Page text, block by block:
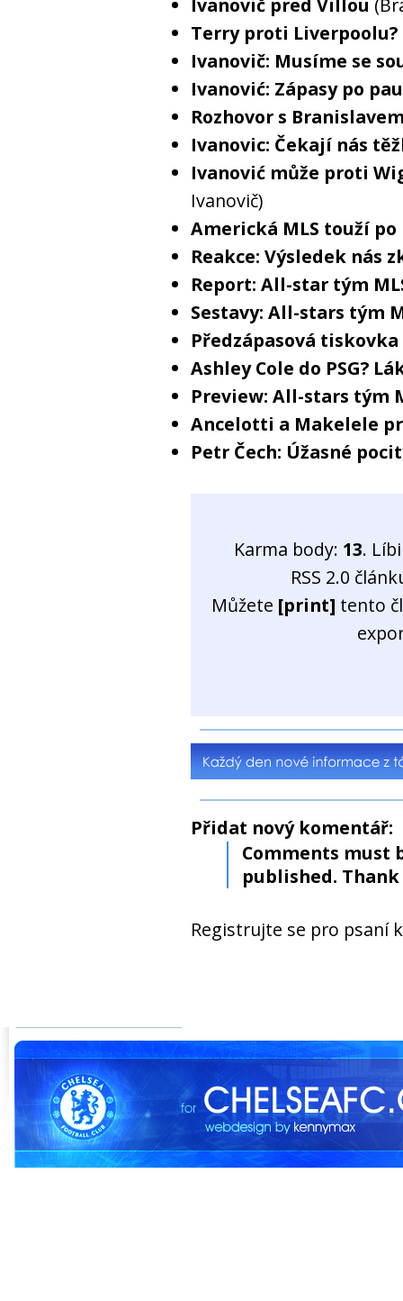
Ivanovič pred Villou
Terry proti
Ivanovič: Musíme se
Ivanović: Zápasy po
Rozhovor s
Ivanovic: Čekají nás
Ivanović může proti
Ivanovič)
Americká MLS touží
Reakce: Výsledek nás
Report: All-star tým
Sestavy: All-stars tým
Předzápasová
Ashley Cole do PSG?
Preview: All-stars tým
Ancelotti a Makelele
Petr Čech: Úžasné
Karma body: 13.
RSS 2.0
Můžete [print] tento
Přidat nový komentář:
Comments must
published. Thank
Registrujte se pro psaní